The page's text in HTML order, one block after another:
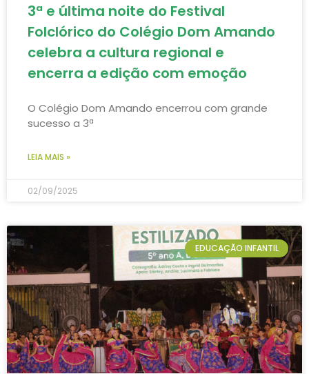
3ª e última noite do Festival
Folclórico do Colégio Dom Amando
celebra a cultura regional e
encerra a edição com emoção
O Colégio Dom Amando encerrou com grande
sucesso a 3ª
LEIA MAIS »
02/09/2025
EDUCAÇÃO INFANTIL